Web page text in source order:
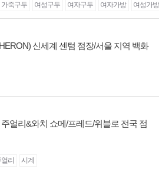
가죽구두 여성구두 여자구두 여자가방 여성가방
신세계 센텀 점장/서울 지역 백화
주얼리&와치 쇼메/프레드/위블로 전국 점
리 시계